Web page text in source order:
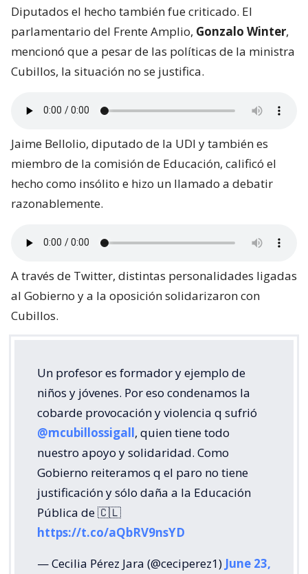
Diputados el hecho también fue criticado. El
parlamentario del Frente Amplio, Gonzalo Winter,
mencionó que a pesar de las políticas de la ministra
Cubillos, la situación no se justifica.
Jaime Bellolio, diputado de la UDI y también es
miembro de la comisión de Educación, calificó el
hecho como insólito e hizo un llamado a debatir
razonablemente.
A través de Twitter, distintas personalidades ligadas
al Gobierno y a la oposición solidarizaron con
Cubillos.
Un profesor es formador y ejemplo de
niños y jóvenes. Por eso condenamos la
cobarde provocación y violencia q sufrió
@mcubillossigall, quien tiene todo
nuestro apoyo y solidaridad. Como
Gobierno reiteramos q el paro no tiene
justificación y sólo daña a la Educación
Pública de 🇨🇱
https://t.co/aQbRV9nsYD
— Cecilia Pérez Jara (@ceciperez1) June 23,